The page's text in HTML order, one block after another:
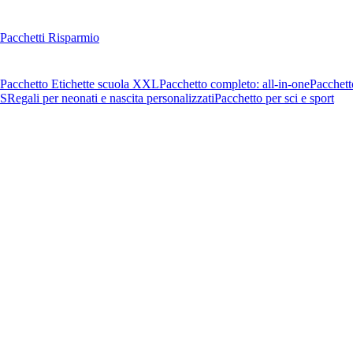
Pacchetti Risparmio
Pacchetto Etichette scuola XXLPacchetto completo: all-in-one
Regali per neonati e nascita personalizzatiPacchetto per sci e sport